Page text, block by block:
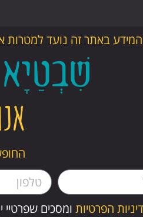
המידע באתר זה נועד למטרות
הפרטיות ומסכים